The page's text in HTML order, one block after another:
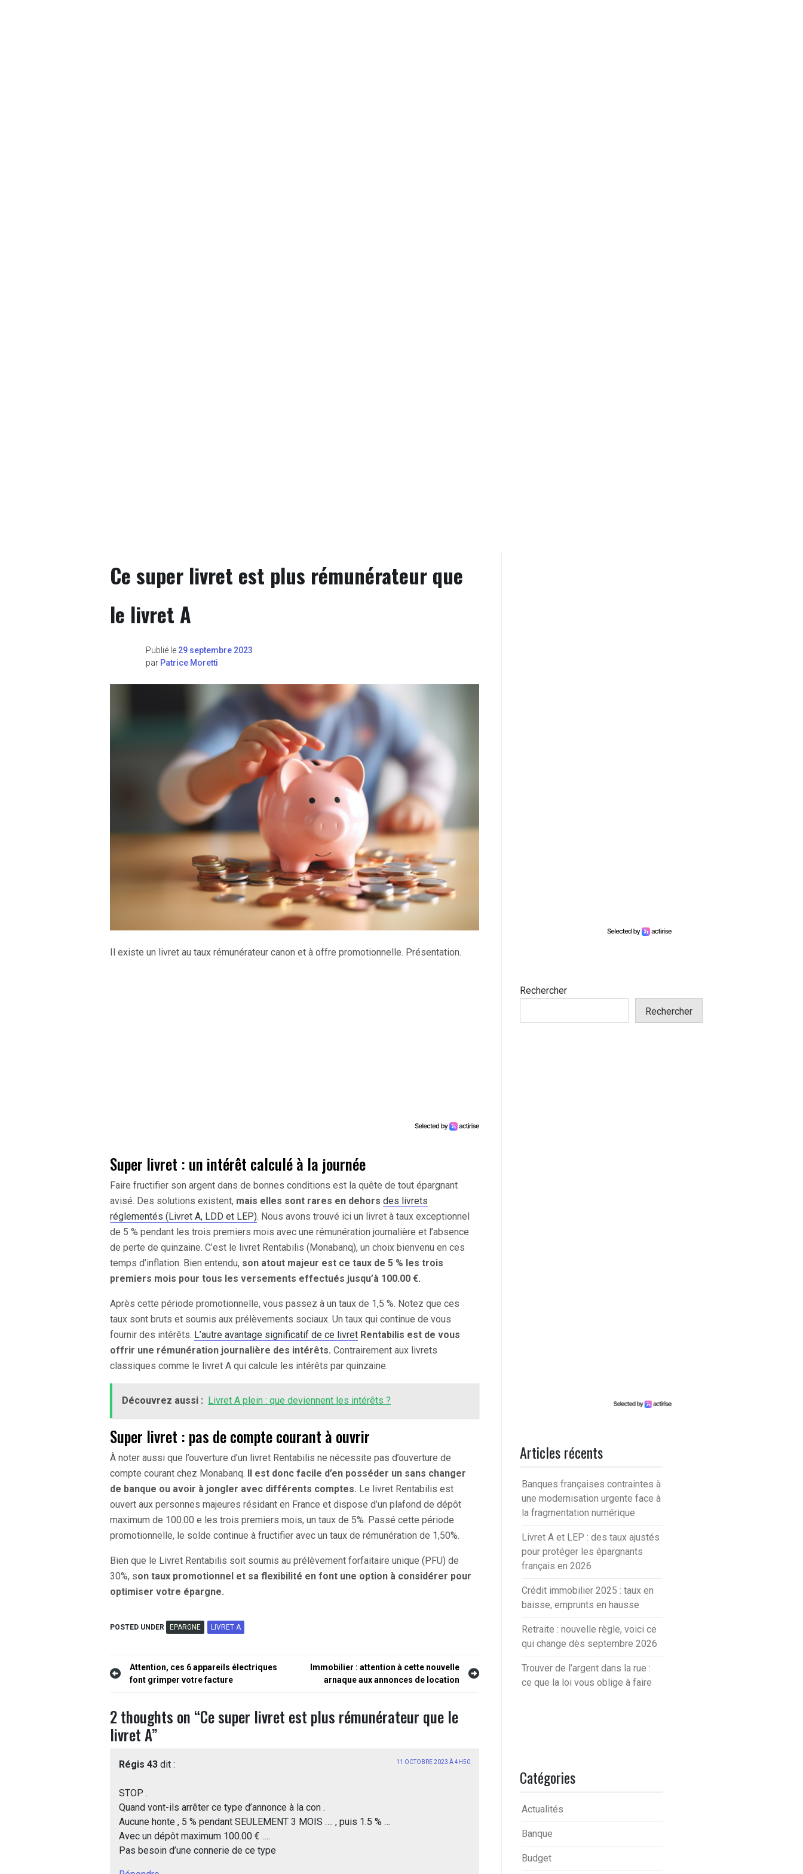
Ce super livret est plus rémunérateur que
le livret A
Publié le 29 septembre 2023
par Patrice Moretti
Il existe un livret au taux rémunérateur canon et à offre promotionnelle. Présentation.
Super livret : un intérêt calculé à la journée
Faire fructifier son argent dans de bonnes conditions est la quête de tout épargnant
avisé. Des solutions existent, mais elles sont rares en dehors des livrets
réglementés (Livret A, LDD et LEP). Nous avons trouvé ici un livret à taux exceptionnel
de 5 % pendant les trois premiers mois avec une rémunération journalière et l’absence
de perte de quinzaine. C’est le livret Rentabilis (Monabanq), un choix bienvenu en ces
temps d’inflation. Bien entendu, son atout majeur est ce taux de 5 % les trois
premiers mois pour tous les versements effectués jusqu’à 100.00 €.
Après cette période promotionnelle, vous passez à un taux de 1,5 %. Notez que ces
taux sont bruts et soumis aux prélèvements sociaux. Un taux qui continue de vous
fournir des intérêts. L’autre avantage significatif de ce livret Rentabilis est de vous
offrir une rémunération journalière des intérêts. Contrairement aux livrets
classiques comme le livret A qui calcule les intérêts par quinzaine.
Découvrez aussi : Livret A plein : que deviennent les intérêts ?
Super livret : pas de compte courant à ouvrir
À noter aussi que l’ouverture d’un livret Rentabilis ne nécessite pas d’ouverture de
compte courant chez Monabanq. Il est donc facile d’en posséder un sans changer
de banque ou avoir à jongler avec différents comptes. Le livret Rentabilis est
ouvert aux personnes majeures résidant en France et dispose d’un plafond de dépôt
maximum de 100.00 e les trois premiers mois, un taux de 5%. Passé cette période
promotionnelle, le solde continue à fructifier avec un taux de rémunération de 1,50%.
Bien que le Livret Rentabilis soit soumis au prélèvement forfaitaire unique (PFU) de
30%, son taux promotionnel et sa flexibilité en font une option à considérer pour
optimiser votre épargne.
POSTED UNDER EPARGNE LIVRET A
Navigation
l’article
Attention, ces 6 appareils électriques
font grimper votre facture
Immobilier : attention à cette nouvelle
arnaque aux annonces de location
2 thoughts on “Ce super livret est plus rémunérateur que le
livret A”
Régis 43 dit : 11 OCTOBRE 2023 À 4H50
STOP .
Quand vont-ils arrêter ce type d’annonce à la con .
Aucune honte , 5 % pendant SEULEMENT 3 MOIS …. , puis 1.5 % …
Avec un dépôt maximum 100.00 € ….
Pas besoin d’une connerie de ce type
Rechercher
Rechercher
Articles récents
Banques françaises contraintes à
une modernisation urgente face à
la fragmentation numérique
Livret A et LEP : des taux ajustés
pour protéger les épargnants
français en 2026
Crédit immobilier 2025 : taux en
baisse, emprunts en hausse
Retraite : nouvelle règle, voici ce
qui change dès septembre 2026
Trouver de l’argent dans la rue :
ce que la loi vous oblige à faire
Catégories
Actualités
Banque
Budget